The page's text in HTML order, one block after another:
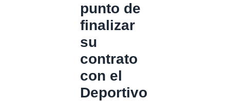
punto de
finalizar
su
contrato
con el
Deportivo